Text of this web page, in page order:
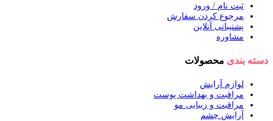
ثبت نام / ورود
مرجوع کردن سفارش
پشتیبانی آنلاین
مشاوره
دسته بندی محصولات
لوازم آرایش
مراقبت و بهداشت پوست
مراقبت و زیبایی مو
آرایش چشم